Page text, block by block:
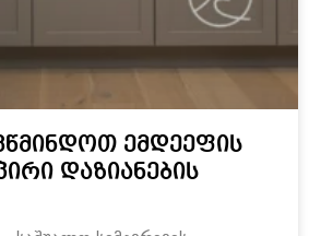
ემდეეფის
დაზიანების